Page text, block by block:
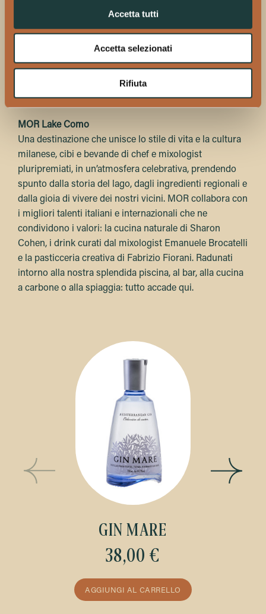
Accetta tutti
Accetta selezionati
Rifiuta
altissimo grado di qualità e creatività. Il titolare, Andrea
Attanasio, abile mixologist sempre alla ricerca di
Il menù è in continua evoluzione, accompagna le
stagioni, seleziona ingredienti del territorio e celebra la
lentezza del bere ragionato.
MOR Lake Como
Una destinazione che unisce lo stile di vita e la cultura
milanese, cibi e bevande di chef e mixologist
pluripremiati, in un’atmosfera celebrativa, prendendo
spunto dalla storia del lago, dagli ingredienti regionali e
dalla gioia di vivere dei nostri vicini. MOR collabora con
i migliori talenti italiani e internazionali che ne
condividono i valori: la cucina naturale di Sharon
Cohen, i drink curati dal mixologist Emanuele Brocatelli
e la pasticceria creativa di Fabrizio Fiorani. Radunati
intorno alla nostra splendida piscina, al bar, alla cucina
a carbone o alla spiaggia: tutto accade qui.
GIN MARE
38,00 €
AGGIUNGI AL CARRELLO